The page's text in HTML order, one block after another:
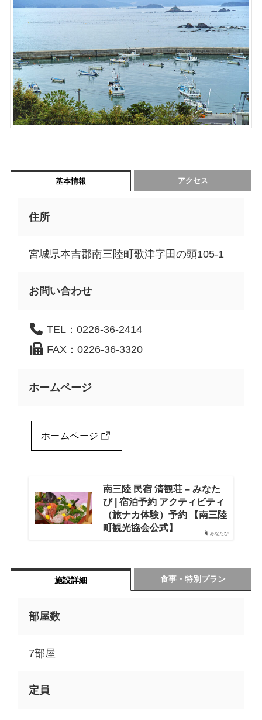
基本情報 アクセス
住所
宮城県本吉郡南三陸町歌津字田の頭105-1
お問い合わせ
TEL：0226-36-2414
FAX：0226-36-3320
ホームページ
ホームページ
みなたび
南三陸 民宿 清観荘 – みなた
び | 宿泊予約 アクティビティ
（旅ナカ体験）予約 【南三陸
町観光協会公式】
施設詳細 食事・特別プラン
部屋数
7部屋
定員